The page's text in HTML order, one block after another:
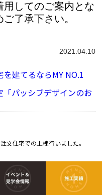
してのご案内とな
了承下さい。
2021.04.10
建てるならMY NO.1
パッシブデザインのお
文住宅での上棟行いました。